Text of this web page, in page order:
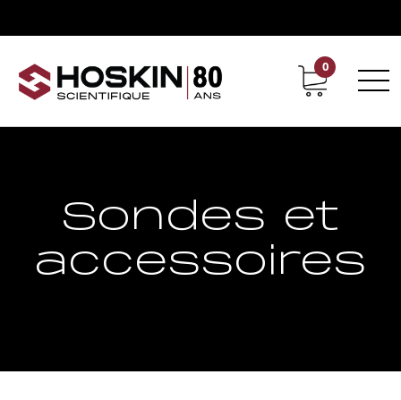
Support Carrières chez Hoskin
0
Sondes et
accessoires